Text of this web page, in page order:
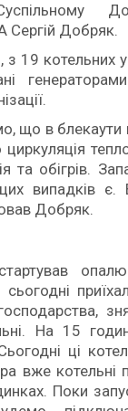
Сергій Добряк.
19 котельних у
що в блекаути
та обігрів.
цих випадків
Добряк.
На 15
ці
вже котельні
Поки